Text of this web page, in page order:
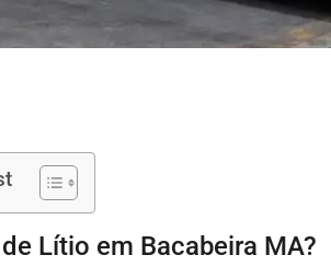
Lítio em Bacabeira MA?